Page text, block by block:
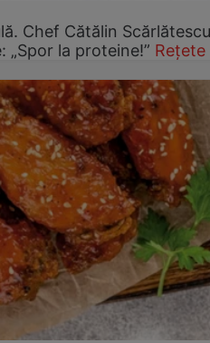
Chef Cătălin
la proteine!” Rețete